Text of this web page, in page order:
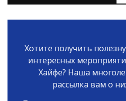
Хотите получить
интересных
Хайфе? Наша
рассылка вам о